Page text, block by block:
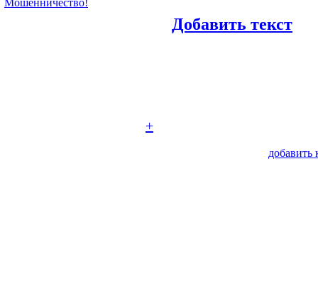
Мошенничество!
Добавить текст
+
добавить